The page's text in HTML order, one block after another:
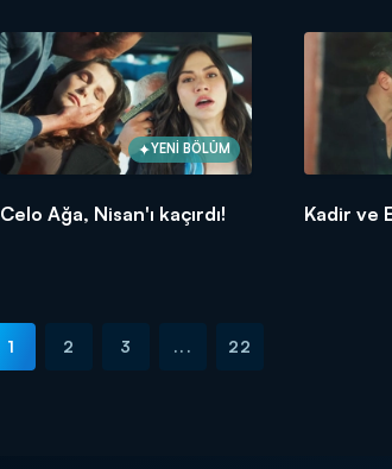
YENİ BÖLÜM
Celo Ağa, Nisan'ı kaçırdı! Kadir ve
1 2 3 ... 22